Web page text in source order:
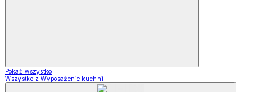
Pokaż wszystko
Wszystko z Wyposażenie kuchni